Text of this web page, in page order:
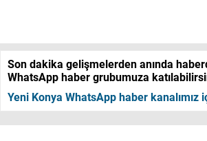
Son dakika gelişmelerden anında
WhatsApp haber grubumuza
Yeni Konya WhatsApp haber kanalımız